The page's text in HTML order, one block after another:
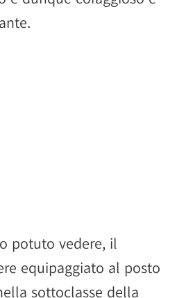
potuto vedere, il
equipaggiato al posto
sottoclasse della